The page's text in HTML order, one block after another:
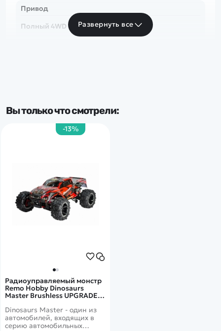
Привод
Полный 4WD
2.4 Ghz
Тип комплекта
Развернуть все
Вы только что смотрели:
-13%
Радиоуправляемый монстр
Remo Hobby Dinosaurs
Master Brushless UPGRADE
2.4G - RH8037-RED
Dinosaurs Master - один из
автомобилей, входящих в
серию автомобильных